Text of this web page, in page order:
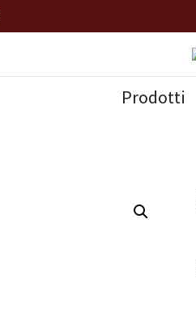
Prodotti